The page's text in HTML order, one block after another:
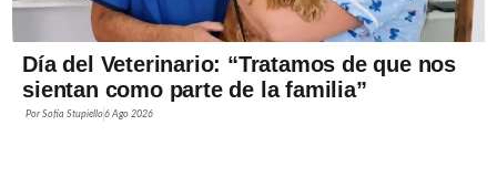
Día del Veterinario: “Tratamos de que nos
sientan como parte de la familia”
PorSofía Stupiello6 Ago 2026